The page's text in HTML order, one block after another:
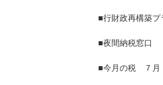
■行財政再構築プ
■夜間納税窓口
■今月の税 ７月